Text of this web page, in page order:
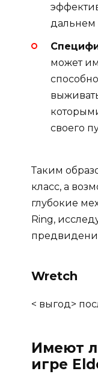
дальнем
может
своего
Таким
класс, а
глубокие
Ring,
Wretch
< выгод>
Имеют
игре